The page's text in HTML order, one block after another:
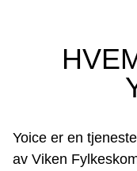
Yoice er en
av Viken